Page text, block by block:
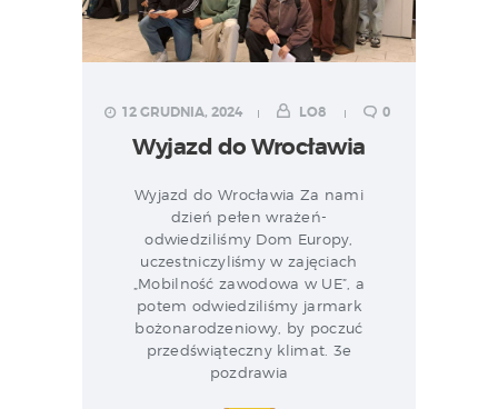
12 GRUDNIA, 2024 LO8 0
Wyjazd do Wrocławia
Wyjazd do Wrocławia Za nami
dzień pełen wrażeń-
odwiedziliśmy Dom Europy,
uczestniczyliśmy w zajęciach
„Mobilność zawodowa w UE”, a
potem odwiedziliśmy jarmark
bożonarodzeniowy, by poczuć
przedświąteczny klimat. 3e
pozdrawia